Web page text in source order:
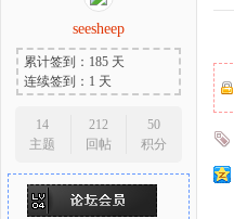
seesheep
累计签到：185 天
连续签到：1 天
14
主题
212
回帖
50
积分